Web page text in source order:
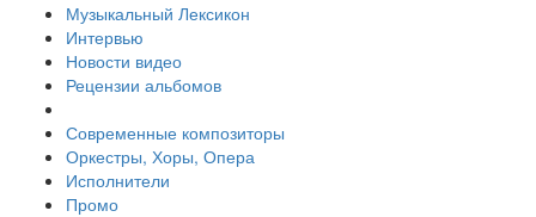
Музыкальный Лексикон
Интервью
Новости видео
Рецензии альбомов
Современные композиторы
Оркестры, Хоры, Опера
Исполнители
Промо